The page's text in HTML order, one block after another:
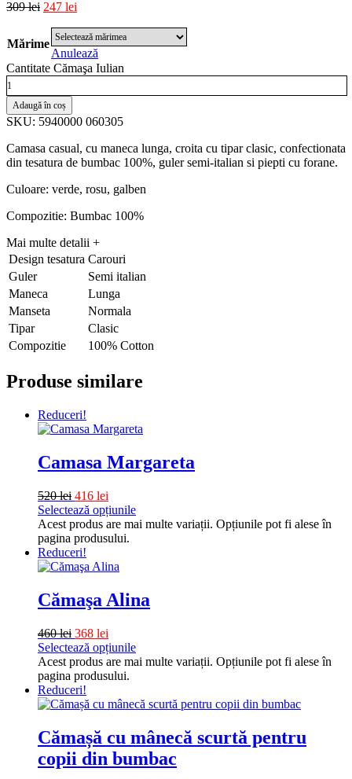
309lei 247 lei
Mărime
Anulează
Cantitate Cămaşa Iulian
Adaugă în coș
SKU: 5940000 060305
Camasa casual, cu maneca lunga, croita cu tipar clasic, confectionata
din tesatura de bumbac 100%, guler semi-italian si piepti cu forane.
Culoare: verde, rosu, galben
Compozitie: Bumbac 100%
Mai multe detalii +
Design tesatura Carouri
Guler
Semi italian
Maneca
Lunga
Manseta
Normala
Tipar
Clasic
Compozitie
100% Cotton
Produse similare
Reduceri!
Camasa Margareta
520lei 416 lei
Selectează opțiunile
Acest produs are mai multe variații. Opțiunile pot fi alese în
pagina produsului.
Reduceri!
Cămaşa Alina
460lei 368 lei
Selectează opțiunile
Acest produs are mai multe variații. Opțiunile pot fi alese în
pagina produsului.
Reduceri!
Cămașă cu mânecă scurtă pentru
copii din bumbac